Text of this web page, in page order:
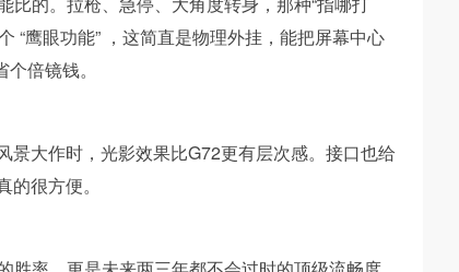
“鹰眼功能” ，这简直是物理外挂，能把屏幕中心
倍镜钱。
大作时，光影效果比G72更有层次感。接口也给
很方便。